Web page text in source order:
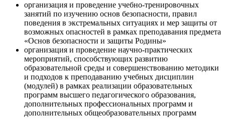
организация и проведение учебно-тренировочных
занятий по изучению основ безопасности, правил
поведения в экстремальных ситуациях и мер защиты от
возможных опасностей в рамках преподавания предмета
«Основ безопасности и защиты Родины»
организация и проведение научно-практических
мероприятий, способствующих развитию
образовательной среды и совершенствованию методики
и подходов к преподаванию учебных дисциплин
(модулей) в рамках реализации образовательных
программ высшего педагогического образования,
дополнительных профессиональных программ и
дополнительных общеобразовательных программ